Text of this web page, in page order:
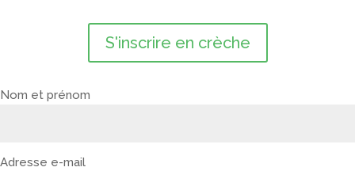
S'inscrire en crèche
Nom et prénom
Adresse e-mail